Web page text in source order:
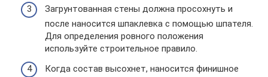
Загрунтованная стены должна просохнуть и
после наносится шпаклевка с помощью шпателя.
Для определения ровного положения
используйте строительное правило.
Когда состав высохнет, наносится финишное